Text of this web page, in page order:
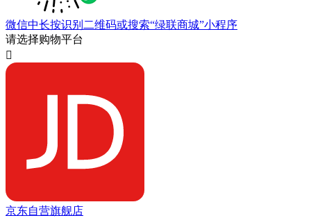
微信中长按识别二维码或搜索“绿联商城”小程序
请选择购物平台

京东自营旗舰店